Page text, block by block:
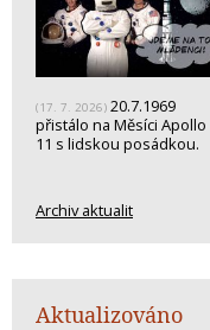
(17. 7. 2026) 20.7.1969
přistálo na Měsíci Apollo
11 s lidskou posádkou.
Archiv aktualit
Aktualizováno